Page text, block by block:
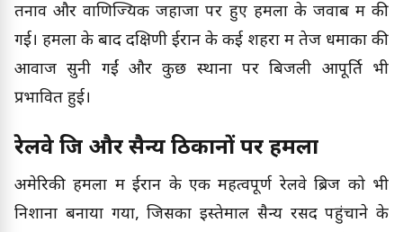
तनाव और वाणिज्यिक जहाजों पर हुए हमलों के जवाब में की
गई। हमलों के बाद दक्षिणी ईरान के कई शहरों में तेज धमाकों की
आवाजें सुनी गईं और कुछ स्थानों पर बिजली आपूर्ति भी
प्रभावित हुई।
रेलवे ब्रिज और सैन्य ठिकानों पर हमला
अमेरिकी हमलों में ईरान के एक महत्वपूर्ण रेलवे ब्रिज को भी
निशाना बनाया गया, जिसका इस्तेमाल सैन्य रसद पहुंचाने के